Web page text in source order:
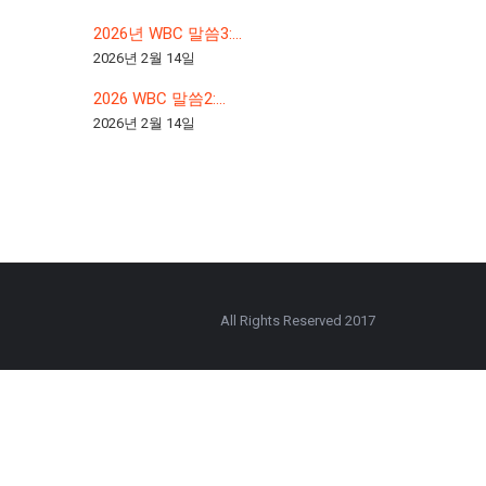
2026년 WBC 말씀3:...
2026년 2월 14일
2026 WBC 말씀2:...
2026년 2월 14일
All Rights Reserved 2017